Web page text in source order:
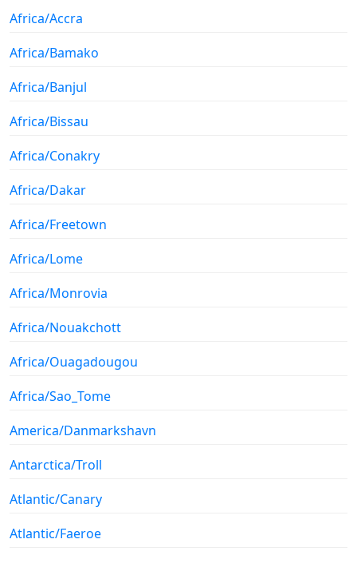
Africa/Accra
Africa/Bamako
Africa/Banjul
Africa/Bissau
Africa/Conakry
Africa/Dakar
Africa/Freetown
Africa/Lome
Africa/Monrovia
Africa/Nouakchott
Africa/Ouagadougou
Africa/Sao_Tome
America/Danmarkshavn
Antarctica/Troll
Atlantic/Canary
Atlantic/Faeroe